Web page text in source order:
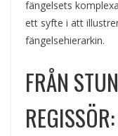
fängelsets
ett syfte i att
fängelsehierarkin.
FRÅN